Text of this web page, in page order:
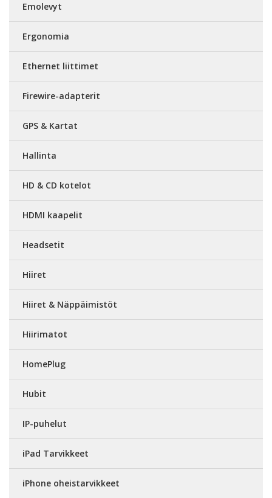
Emolevyt
Ergonomia
Ethernet liittimet
Firewire-adapterit
GPS & Kartat
Hallinta
HD & CD kotelot
HDMI kaapelit
Headsetit
Hiiret
Hiiret & Näppäimistöt
Hiirimatot
HomePlug
Hubit
IP-puhelut
iPad Tarvikkeet
iPhone oheistarvikkeet